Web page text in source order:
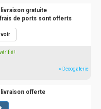
livraison gratuite
de ports sont offerts
voir
!
» Decogalerie
livraison offerte